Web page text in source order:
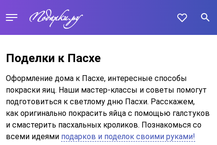
Поделки к Пасхе
Оформление дома к Пасхе, интересные способы
покраски яиц. Наши мастер-классы и советы помогут
подготовиться к светлому дню Пасхи. Расскажем,
как оригинально покрасить яйца с помощью галстуков
и смастерить пасхальных кроликов. Познакомься со
всеми идеями подарков и поделок своими руками!